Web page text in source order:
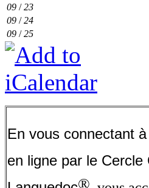
09 /23
09 /24
09 /25
En vous connectant
en ligne par le Cercle
®